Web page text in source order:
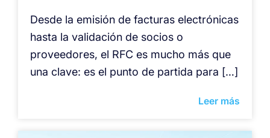
Desde la emisión de facturas electrónicas
hasta la validación de socios o
proveedores, el RFC es mucho más que
una clave: es el punto de partida para […]
Leer más